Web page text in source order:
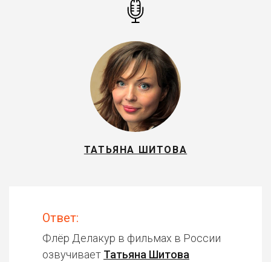
ТАТЬЯНА ШИТОВА
Ответ:
Флёр Делакур в фильмах в России
озвучивает Татьяна Шитова